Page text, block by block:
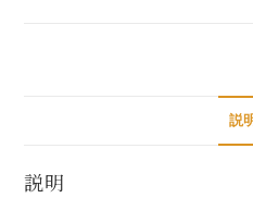
説
説明